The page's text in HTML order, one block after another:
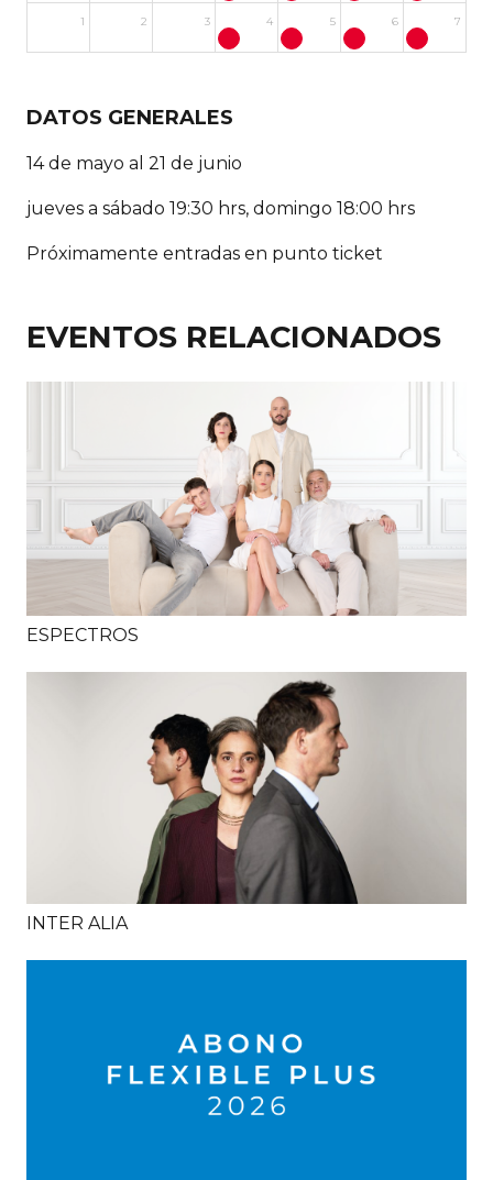
1 2 3 4 5 6 7
DATOS GENERALES
14 de mayo al 21 de junio
jueves a sábado 19:30 hrs, domingo 18:00 hrs
Próximamente entradas en punto ticket
EVENTOS RELACIONADOS
ESPECTROS
INTER ALIA